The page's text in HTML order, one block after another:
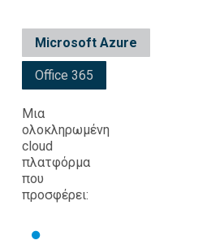
Microsoft Azure
Office 365
Μια
ολοκληρωμένη
cloud
πλατφόρμα
που
προσφέρει: